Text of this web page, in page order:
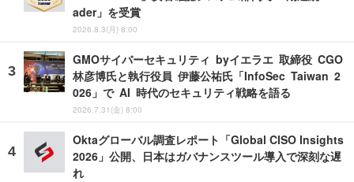
ader」を受賞
2026.8.3(月) 8:00
GMOサイバーセキュリティ byイエラエ 取締役 CGO
林彦博氏と執行役員 伊藤公祐氏「InfoSec Taiwan 2
026」で AI 時代のセキュリティ戦略を語る
2026.7.31(金) 8:00
Oktaグローバル調査レポート「Global CISO Insights
2026」公開、日本はガバナンスツール導入で深刻な遅
れ